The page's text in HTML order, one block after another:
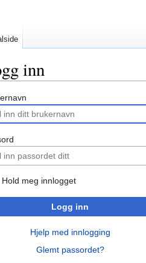
inn
Hold meg innlogget
Logg inn
Hjelp med innlogging
Glemt passordet?